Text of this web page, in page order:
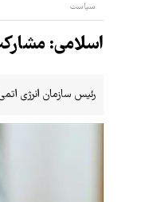
سیاست
اسلامی:
رئیس سازمان انرژی